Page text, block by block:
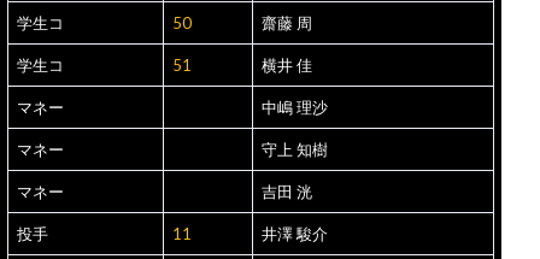
学生コ 50 齋藤 周
学生コ 51 横井 佳
マネー 中嶋 理沙
マネー 守上 知樹
マネー 吉田 洸
投手 11 井澤 駿介